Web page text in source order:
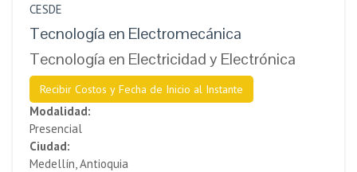
CESDE
Tecnología en Electromecánica
Tecnología en Electricidad y Electrónica
Recibir Costos y Fecha de Inicio al Instante
Modalidad:
Presencial
Ciudad:
Medellín, Antioquia